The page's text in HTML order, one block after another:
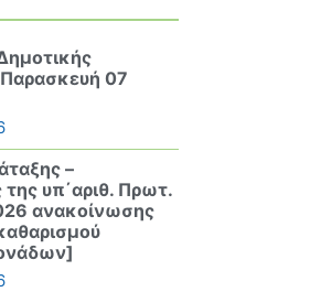
07
–
της υπ΄αριθ. Πρωτ.
ανακοίνωσης